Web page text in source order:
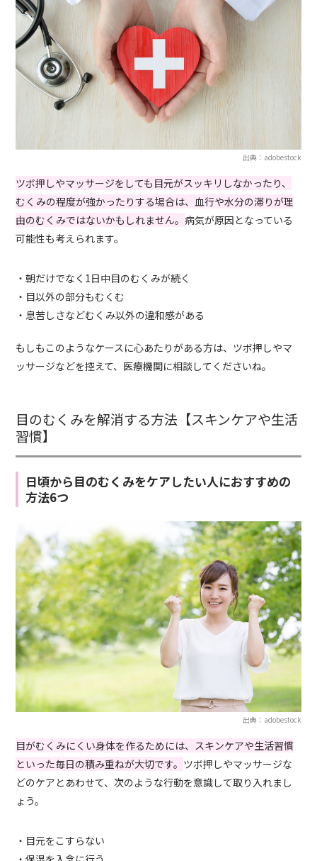
出典：adobestock
ツボ押しやマッサージをしても目元がスッキリしなかったり、
むくみの程度が強かったりする場合は、血行や水分の滞りが理
由のむくみではないかもしれません。病気が原因となっている
可能性も考えられます。
・朝だけでなく1日中目のむくみが続く
・目以外の部分もむくむ
・息苦しさなどむくみ以外の違和感がある
もしもこのようなケースに心あたりがある方は、ツボ押しやマ
ッサージなどを控えて、医療機関に相談してくださいね。
目のむくみを解消する方法【スキンケアや生活
習慣】
日頃から目のむくみをケアしたい人におすすめの
方法6つ
出典：adobestock
目がむくみにくい身体を作るためには、スキンケアや生活習慣
といった毎日の積み重ねが大切です。 ツボ押しやマッサージな
どのケアとあわせて、次のような行動を意識して取り入れまし
ょう。
・目元をこすらない